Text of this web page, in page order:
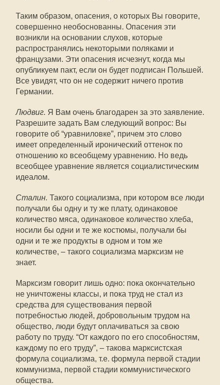
Таким образом, опасения, о которых Вы говорите,
совершенно необоснованны. Опасения эти
возникли на основании слухов, которые
распространялись некоторыми поляками и
французами. Эти опасения исчезнут, когда мы
опубликуем пакт, если он будет подписан Польшей.
Все увидят, что он не содержит ничего против
Германии.
Людвиг. Я Вам очень благодарен за это заявление.
Разрешите задать Вам следующий вопрос: Вы
говорите об “уравниловке”, причем это слово
имеет определенный иронический оттенок по
отношению ко всеобщему уравнению. Но ведь
всеобщее уравнение является социалистическим
идеалом.
Сталин. Такого социализма, при котором все люди
получали бы одну и ту же плату, одинаковое
количество мяса, одинаковое количество хлеба,
носили бы одни и те же костюмы, получали бы
одни и те же продукты в одном и том же
количестве, – такого социализма марксизм не
знает.
Марксизм говорит лишь одно: пока окончательно
не уничтожены классы, и пока труд не стал из
средства для существования первой
потребностью людей, добровольным трудом на
общество, люди будут оплачиваться за свою
работу по труду. “От каждого по его способностям,
каждому по его труду”, – такова марксистская
формула социализма, т.е. формула первой стадии
коммунизма, первой стадии коммунистического
общества.